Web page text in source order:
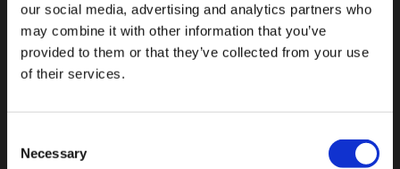
our social media, advertising and analytics partners who
may combine it with other information that you’ve
provided to them or that they’ve collected from your use
of their services.
Selection
Necessary
Botnische Golf 9a, 3446 CN Woerden,
Niederlande